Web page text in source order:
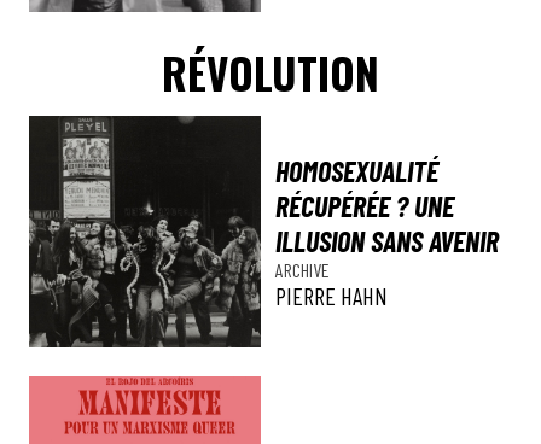
RÉVOLUTION
HOMOSEXUALITÉ
RÉCUPÉRÉE ? UNE
ILLUSION SANS AVENIR
ARCHIVE
PIERRE HAHN